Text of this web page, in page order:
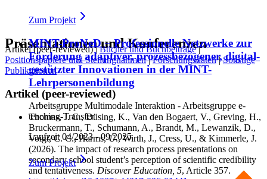
Zum Projekt
MINT-ProNeD − Professionelle Netzwerke zur
Förderung adaptiver, prozessbezogener, digital-
gestützter Innovationen in der MINT-
Lehrpersonenbildung
Arbeitsgruppe Multimodale Interaktion - Arbeitsgruppe e-
teaching-Transfer
Laufzeit 04/2023 - 09/2025
Zum Projekt
Artikel (peer-reviewed)|Bücher und Buchbeiträge|
Positionspapiere und Stellungnahmen|Forschungsdaten|Sonstige
Publikationen
Artikel (peer-reviewed)
Thomas, J. C., Düsing, K., Van den Bogaert, V., Greving, H.,
Bruckermann, T., Schumann, A., Brandt, M., Lewanzik, D.,
Voigt, C. C., Harms, U., Wirth, J., Cress, U., & Kimmerle, J.
(2026). The impact of research process presentations on
secondary school student’s perception of scientific credibility
and tentativeness. Discover Education , 5, Article 357.
Präsentationen und Konferenzen